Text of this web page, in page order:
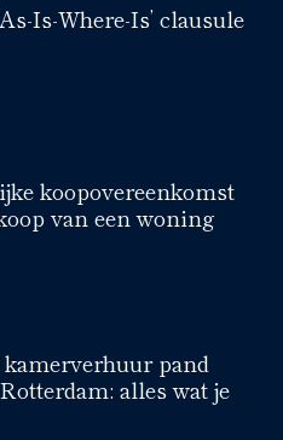
Is-Where-Is’ clausule
koopovereenkomst
van een woning
pand
alles wat je